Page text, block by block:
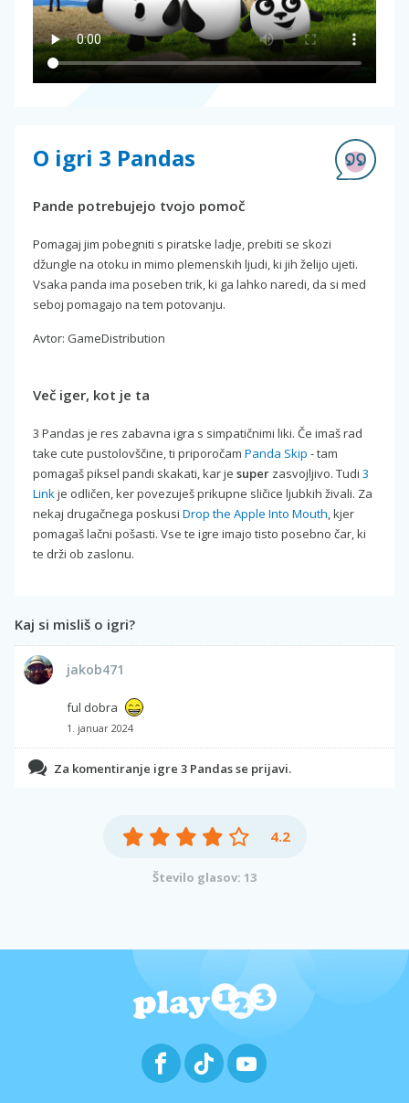
O igri 3 Pandas
Pande potrebujejo tvojo pomoč
Pomagaj jim pobegniti s piratske ladje, prebiti se skozi
džungle na otoku in mimo plemenskih ljudi, ki jih želijo ujeti.
Vsaka panda ima poseben trik, ki ga lahko naredi, da si med
seboj pomagajo na tem potovanju.
Avtor: GameDistribution
Več iger, kot je ta
3 Pandas je res zabavna igra s simpatičnimi liki. Če imaš rad
take cute pustolovščine, ti priporočam Panda Skip - tam
pomagaš piksel pandi skakati, kar je super zasvojljivo. Tudi 3
Linkje odličen, ker povezuješ prikupne sličice ljubkih živali. Za
nekaj drugačnega poskusi Drop the Apple Into Mouth, kjer
pomagaš lačni pošasti. Vse te igre imajo tisto posebno čar, ki
te drži ob zaslonu.
Kaj si misliš o igri?
jakob471
ful dobra
1. januar 2024
Za komentiranje igre 3 Pandas se prijavi.
4.2
Število glasov: 13